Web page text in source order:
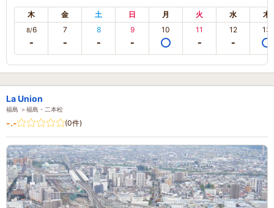
木 金 土 日 月 火 水 木
8/6 7 8 9 10 11 12 13
La Union
福島 ＞福島・二本松
-.- (0件)